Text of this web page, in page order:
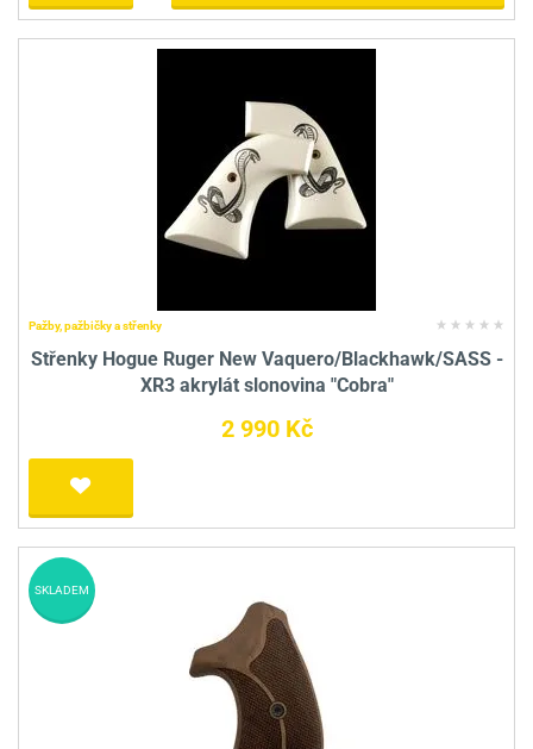
Pažby, pažbičky a střenky
Střenky Hogue Ruger New Vaquero/Blackhawk/SASS -
XR3 akrylát slonovina "Cobra"
2 990 Kč
SKLADEM